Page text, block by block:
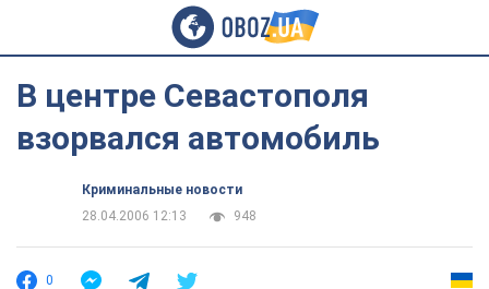
В центре Севастополя
взорвался автомобиль
Криминальные новости
28.04.2006 12:13
948
0